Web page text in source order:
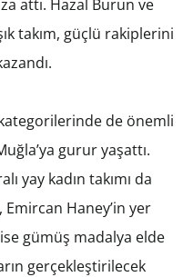
attı. Hazal Burun ve
takım, güçlü rakiplerini
de önemli
gurur yaşattı.
yay kadın takımı da
Haney’in yer
ise gümüş madalya elde
gerçekleştirilecek